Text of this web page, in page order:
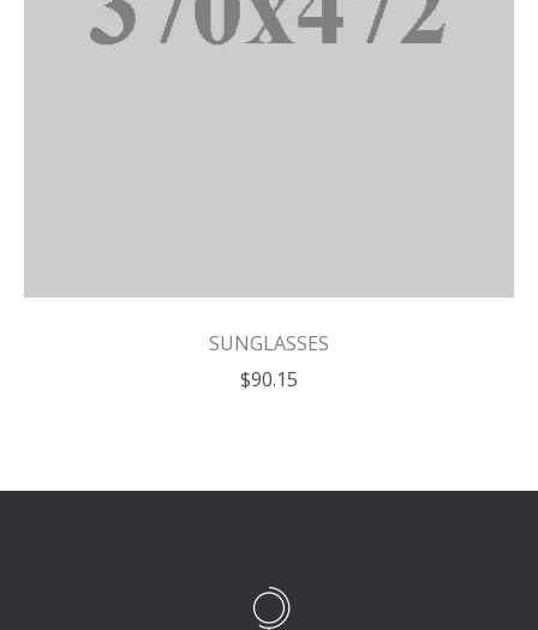
SUNGLASSES
$90.15